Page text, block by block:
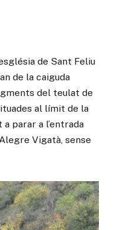
de Sant Feliu
de la caiguda
del teulat de
al límit de la
parar a l’entrada
Vigatà, sense